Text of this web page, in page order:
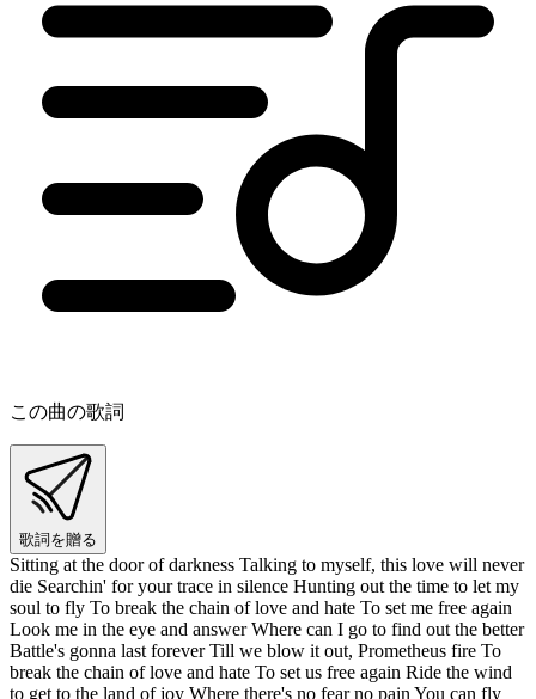
この曲の歌詞
歌詞を贈る
Sitting at the door of darkness Talking to myself, this love will never
die Searchin' for your trace in silence Hunting out the time to let my
soul to fly To break the chain of love and hate To set me free again
Look me in the eye and answer Where can I go to find out the better
Battle's gonna last forever Till we blow it out, Prometheus fire To
break the chain of love and hate To set us free again Ride the wind
to get to the land of joy Where there's no fear no pain You can fly